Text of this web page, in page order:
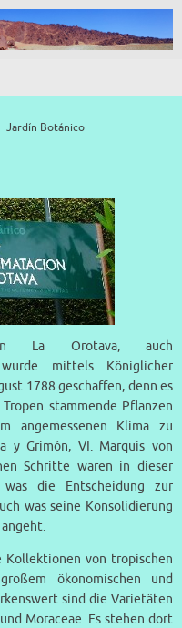
Jardín Botánico
La Orotava, auch
wurde mittels Königlicher
1788 geschaffen, denn es
stammende Pflanzen
angemessenen Klima zu
y Grimón, VI. Marquis von
Schritte waren in dieser
was die Entscheidung zur
was seine Konsolidierung
Kollektionen von tropischen
ökonomischen und
sind die Varietäten
Moraceae. Es stehen dort